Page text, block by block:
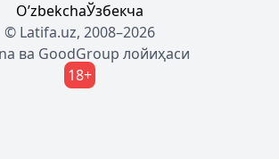
OʼzbekchaЎзбекча
© Latifa.uz, 2008–2026
ва GoodGroup лойиҳаси
18+